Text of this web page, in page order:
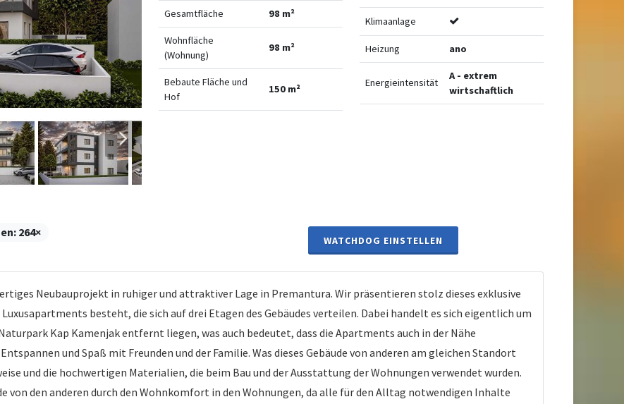
Gesamtfläche 98 m²
Wohnfläche
(Wohnung)
98 m²
Bebaute Fläche und
Hof
150 m²
Klimaanlage
Heizung ano
Energieintensität
A - extrem
wirtschaftlich
264×
WATCHDOG EINSTELLEN
Neubauprojekt in ruhiger und attraktiver Lage in Premantura. Wir präsentieren stolz dieses exklusive
Luxusapartments besteht, die sich auf drei Etagen des Gebäudes verteilen. Dabei handelt es sich eigentlich um
Kap Kamenjak entfernt liegen, was auch bedeutet, dass die Apartments auch in der Nähe
und Spaß mit Freunden und der Familie. Was dieses Gebäude von anderen am gleichen Standort
und die hochwertigen Materialien, die beim Bau und der Ausstattung der Wohnungen verwendet wurden.
von den anderen durch den Wohnkomfort in den Wohnungen, da alle für den Alltag notwendigen Inhalte